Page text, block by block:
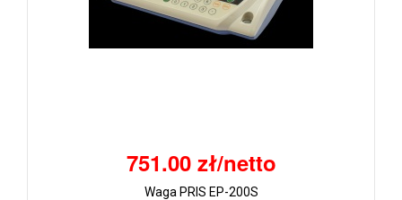
751.00 zł/netto
Waga PRIS EP-200S